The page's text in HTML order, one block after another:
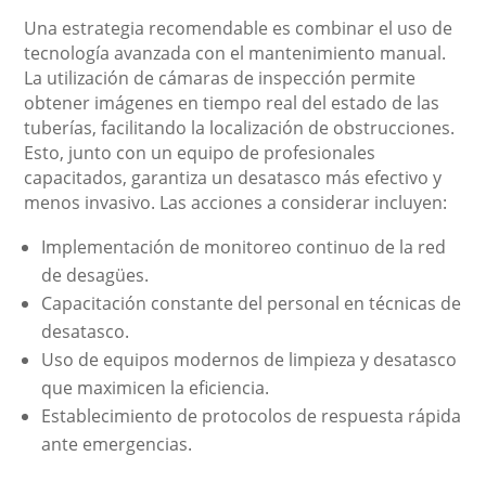
Una estrategia recomendable es combinar el uso de
tecnología avanzada con el mantenimiento manual.
La utilización de cámaras de inspección permite
obtener imágenes en tiempo real del estado de las
tuberías, facilitando la localización de obstrucciones.
Esto, junto con un equipo de profesionales
capacitados, garantiza un desatasco más efectivo y
menos invasivo. Las acciones a considerar incluyen:
Implementación de monitoreo continuo de la red
de desagües.
Capacitación constante del personal en técnicas de
desatasco.
Uso de equipos modernos de limpieza y desatasco
que maximicen la eficiencia.
Establecimiento de protocolos de respuesta rápida
ante emergencias.